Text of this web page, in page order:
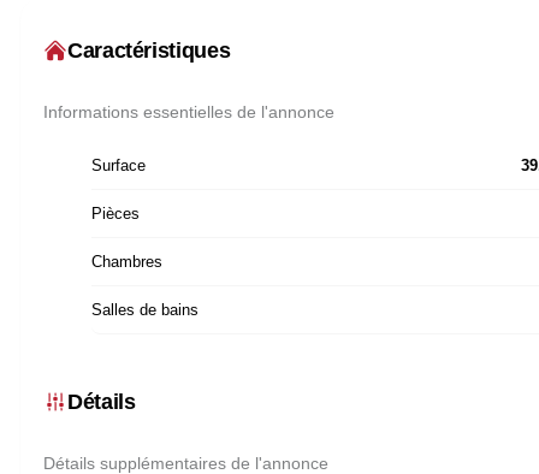
Caractéristiques
Informations essentielles de l'annonce
Surface
Pièces
Chambres
Salles de bains
Détails
Détails supplémentaires de l'annonce